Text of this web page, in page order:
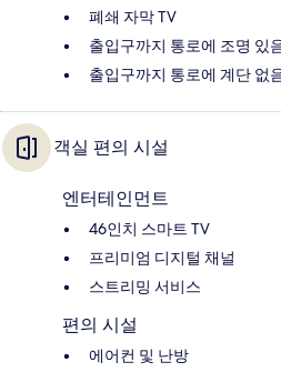
폐쇄 자막 TV
출입구까지 통로에 조명 있
출입구까지 통로에 계단 없
객실 편의 시설
엔터테인먼트
46인치 스마트 TV
프리미엄 디지털 채널
스트리밍 서비스
편의 시설
에어컨 및 난방